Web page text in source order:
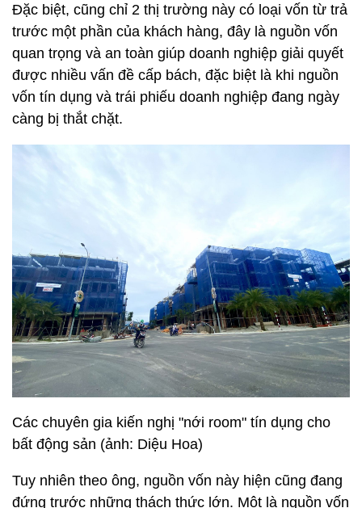
Đặc biệt, cũng chỉ 2 thị trường này có loại vốn từ trả
trước một phần của khách hàng, đây là nguồn vốn
quan trọng và an toàn giúp doanh nghiệp giải quyết
được nhiều vấn đề cấp bách, đặc biệt là khi nguồn
vốn tín dụng và trái phiếu doanh nghiệp đang ngày
càng bị thắt chặt.
Các chuyên gia kiến nghị "nới room" tín dụng cho
bất động sản (ảnh: Diệu Hoa)
Tuy nhiên theo ông, nguồn vốn này hiện cũng đang
đứng trước những thách thức lớn. Một là nguồn vốn